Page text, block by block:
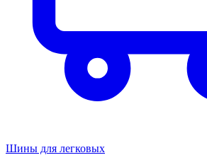
Шины для легковых